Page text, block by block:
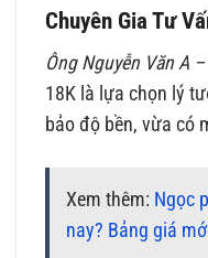
Chuyên Gia Tư
Ông Nguyễn Văn A
18K là lựa chọn lý
bảo độ bền, vừa có
Xem thêm: Ngọc
nay? Bảng giá